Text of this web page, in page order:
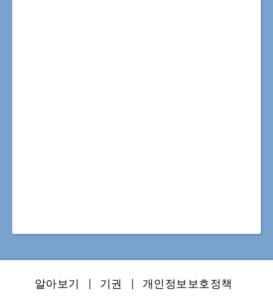
알아보기 | 기권 | 개인정보보호정책